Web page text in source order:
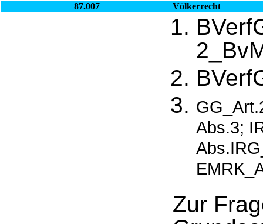
87.007 Völkerrecht
Abs.3;
Zur